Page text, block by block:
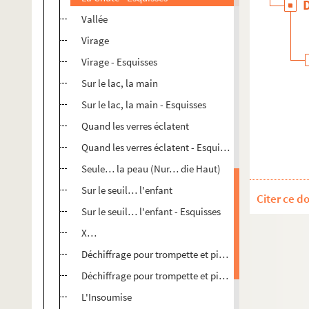
Vallée
Virage
Virage - Esquisses
Sur le lac, la main
Sur le lac, la main - Esquisses
Quand les verres éclatent
Quand les verres éclatent - Esquisses
Seule… la peau (Nur… die Haut)
Sur le seuil… l'enfant
Sur le seuil… l'enfant - Esquisses
X…
Déchiffrage pour trompette et piano
Déchiffrage pour trompette et piano - Esquisses
L'Insoumise
Citer ce